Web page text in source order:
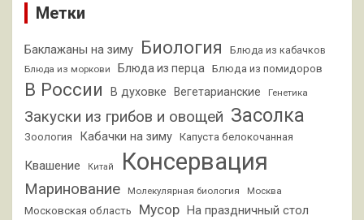
Метки
Баклажаны на зиму Биология Блюда из кабачков
Блюда из моркови Блюда из перца Блюда из помидоров
В России В духовке Вегетарианские Генетика
Закуски из грибов и овощей Засолка
Зоология Кабачки на зиму Капуста белокочанная
Квашение Китай Консервация
Маринование Молекулярная биология Москва
Московская область Мусор На праздничный стол